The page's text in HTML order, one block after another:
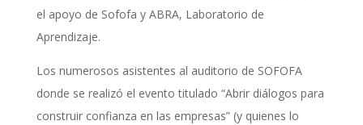
el apoyo de Sofofa y ABRA, Laboratorio de
Aprendizaje.
Los numerosos asistentes al auditorio de SOFOFA
donde se realizó el evento titulado “Abrir diálogos para
construir confianza en las empresas” (y quienes lo